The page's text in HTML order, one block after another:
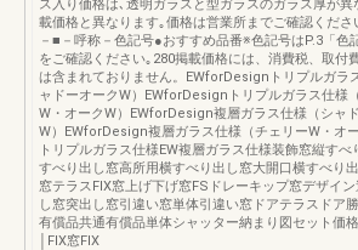
ス入り価格は､透明ガラスと型ガラスのガラス厚が異
載価格と異なります｡価格は営業所までご確認くださ
－■－呼称－色記号●おすすめ品番※色記号はP.3「色
をご確認ください｡280掲載価格には、消費税、取付
は含まれておりません。EWforDesignトリプルガラ
ャドーオークW）EWforDesignトリプルガラス仕様
W・オークW）EWforDesign複層ガラス仕様（シャ
W）EWforDesign複層ガラス仕様（チェリーW・オ
トリプルガラス仕様EW複層ガラス仕様装飾窓縦すべ
すべり出し窓高所用横すべり出し窓大開口横すべり
窓テラスFIX窓上げ下げ窓FSドレーキップ窓デザイ
し窓突出し窓引違い窓単体引違い窓ドアテラスドア
有償品共通有償品単体シャッター納まり図セット価
│FIX窓FIX